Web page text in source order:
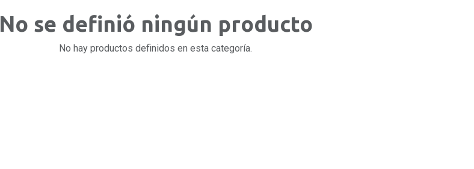
No se definió ningún producto
No hay productos definidos en esta categoría.